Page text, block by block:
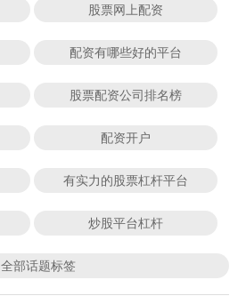
股票网上配资
配资有哪些好的平台
股票配资公司排名榜
配资开户
有实力的股票杠杆平台
炒股平台杠杆
全部话题标签